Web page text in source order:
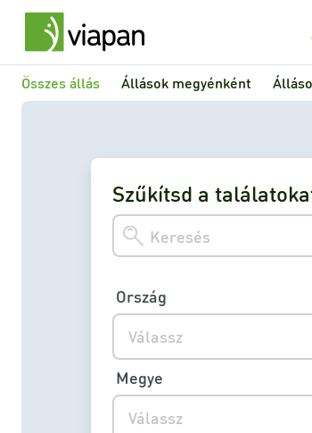
Összes állás Állások megyénként
Szűkítsd a
Válassz
Ország
Válassz
Megye